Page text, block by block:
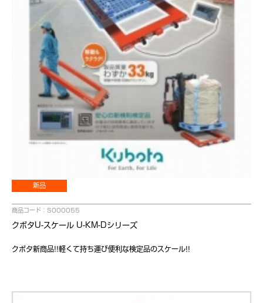
新品
商品コード：S000055
クボタU-スケール U-KM-Dシリーズ
クボタ新商品!!軽くて持ち運び便利な検定品のスケール!!